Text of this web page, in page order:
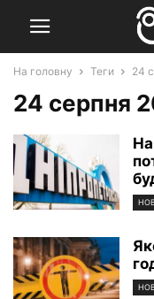
На головну Теги 24
24 серпня